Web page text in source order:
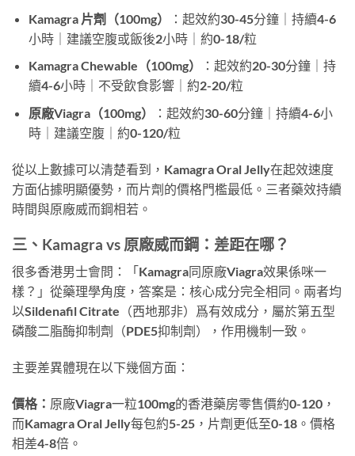
Kamagra 片劑（100mg）
：起效約30-45分鐘｜持續4-6
小時｜建議空腹或飯後2小時｜約0-18/粒
Kamagra Chewable（100mg）
：起效約20-30分鐘｜持
續4-6小時｜不受飲食影響｜約2-20/粒
原廠Viagra（100mg）
：起效約30-60分鐘｜持續4-6小
時｜建議空腹｜約0-120/粒
從以上數據可以清楚看到，Kamagra Oral Jelly在起效速度
方面佔據明顯優勢，而片劑的價格門檻最低。三者藥效持續
時間與原廠威而鋼相若。
三、Kamagra vs 原廠威而鋼：差距在哪？
很多香港男士會問：「Kamagra同原廠Viagra效果係咪一
樣？」從藥理學角度，答案是：核心成分完全相同。兩者均
以Sildenafil Citrate（西地那非）爲有效成分，屬於第五型
磷酸二脂酶抑制劑（PDE5抑制劑），作用機制一致。
主要差異體現在以下幾個方面：
價格： 原廠Viagra一粒100mg的香港藥房零售價約0-120，
而Kamagra Oral Jelly每包約5-25，片劑更低至0-18。價格
相差4-8倍。